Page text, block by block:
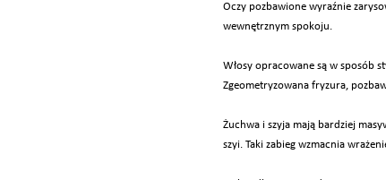
Oczy pozbawione wyraźnie
wewnętrznym spokoju.
Włosy opracowane są w sposób
Zgeometryzowana fryzura,
Żuchwa i szyja mają bardziej
szyi. Taki zabieg wzmacnia